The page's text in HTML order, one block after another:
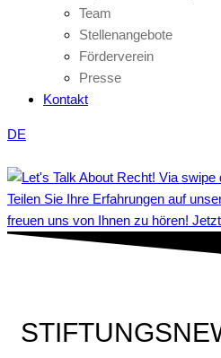
Team
Stellenangebote
Förderverein
Presse
Kontakt
DE
Teilen Sie Ihre Erfahrungen auf
freuen uns von Ihnen zu hören!